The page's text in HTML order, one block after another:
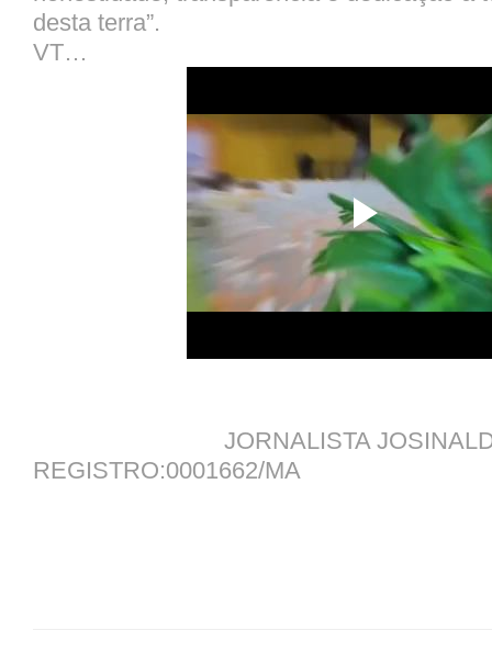
desta terra”.
VT…
JORNALISTA JOSINALDO
REGISTRO:0001662/MA